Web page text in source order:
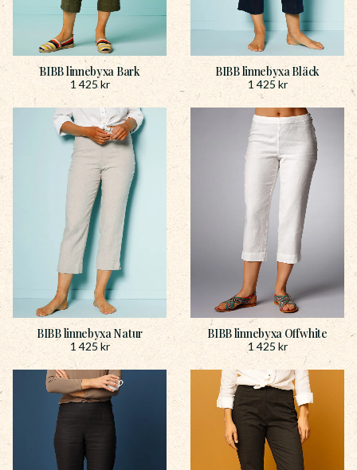
BIBB linnebyxa Bark
1 425kr
BIBB linnebyxa Bläck
1 425 kr
BIBB linnebyxa Natur
1 425 kr
BIBB linnebyxa Offwhite
1 425 kr